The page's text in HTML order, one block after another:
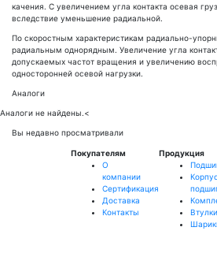
качения. С увеличением угла контакта осевая
вследствие уменьшение радиальной.
По скоростным характеристикам радиально-
радиальным однорядным. Увеличение угла
допускаемых частот вращения и увеличению
односторонней осевой нагрузки.
Аналоги
Аналоги не найдены.<
Вы недавно просматривали
Покупателям
О
компании
Сертификация
Доставка
Контакты
Продукция
Втулки